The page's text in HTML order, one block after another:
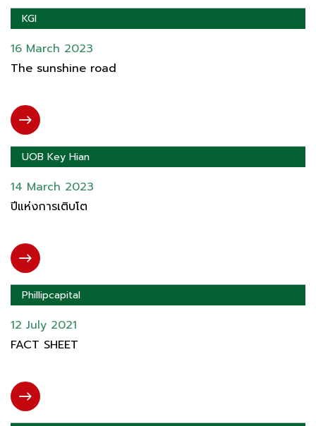
KGI
16 March 2023
The sunshine road
UOB Key Hian
14 March 2023
ปีแห่งการเติบโต
Phillipcapital
12 July 2021
FACT SHEET